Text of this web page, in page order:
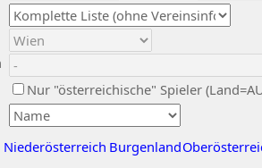
Nur "österreichische" Spieler
Niederösterreich Burgenland